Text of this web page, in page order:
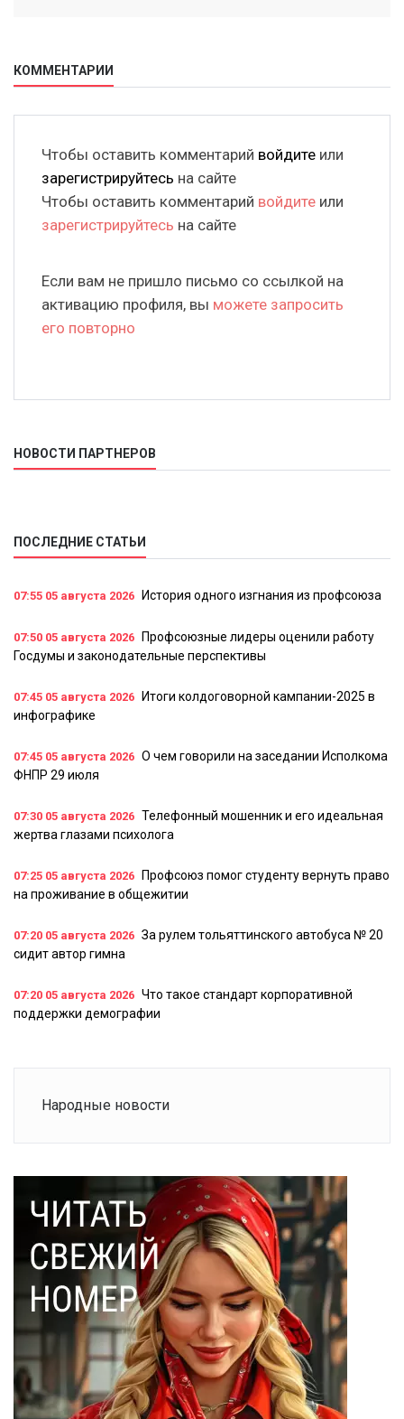
КОММЕНТАРИИ
Чтобы оставить комментарий войдите или
зарегистрируйтесь на сайте
Чтобы оставить комментарий войдите или
зарегистрируйтесь на сайте
Если вам не пришло письмо со ссылкой на
активацию профиля, вы можете запросить
его повторно
НОВОСТИ ПАРТНЕРОВ
ПОСЛЕДНИЕ СТАТЬИ
07:55 05 августа 2026 История одного изгнания из профсоюза
07:50 05 августа 2026
Профсоюзные лидеры оценили работу
Госдумы и законодательные перспективы
07:45 05 августа 2026
Итоги колдоговорной кампании-2025 в
инфографике
07:45 05 августа 2026 О чем говорили на заседании Исполкома
ФНПР 29 июля
07:30 05 августа 2026 Телефонный мошенник и его идеальная
жертва глазами психолога
07:25 05 августа 2026
Профсоюз помог студенту вернуть право
на проживание в общежитии
07:20 05 августа 2026 За рулем тольяттинского автобуса № 20
сидит автор гимна
07:20 05 августа 2026 Что такое стандарт корпоративной
поддержки демографии
Народные новости